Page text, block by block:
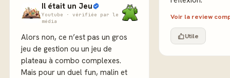
Il était un Jeu
Youtube · vérifiée par le
média
Alors non, ce n’est pas un gros
jeu de gestion ou un jeu de
plateau à combo complexes.
Mais pour un duel fun, malin et
Voir la review
Utile